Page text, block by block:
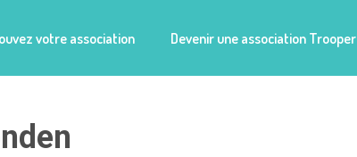
votre association Devenir une association Trooper